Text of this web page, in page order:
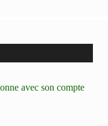
avec son compte